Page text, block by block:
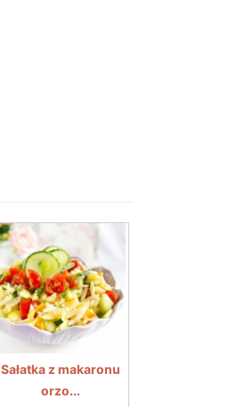
Sałatka z makaronu
orzo...